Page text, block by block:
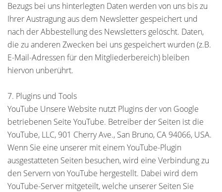
Bezugs bei uns hinterlegten Daten werden von uns bis zu
Ihrer Austragung aus dem Newsletter gespeichert und
nach der Abbestellung des Newsletters gelöscht. Daten,
die zu anderen Zwecken bei uns gespeichert wurden (z.B.
E-Mail-Adressen für den Mitgliederbereich) bleiben
hiervon unberührt.
7. Plugins und Tools
YouTube Unsere Website nutzt Plugins der von Google
betriebenen Seite YouTube. Betreiber der Seiten ist die
YouTube, LLC, 901 Cherry Ave., San Bruno, CA 94066, USA.
Wenn Sie eine unserer mit einem YouTube-Plugin
ausgestatteten Seiten besuchen, wird eine Verbindung zu
den Servern von YouTube hergestellt. Dabei wird dem
YouTube-Server mitgeteilt, welche unserer Seiten Sie